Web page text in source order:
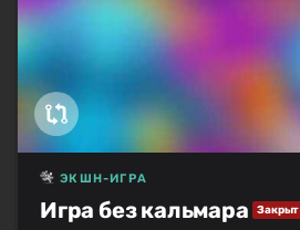
Игра без кальмара Закрыт
ЭКШН-ИГРА